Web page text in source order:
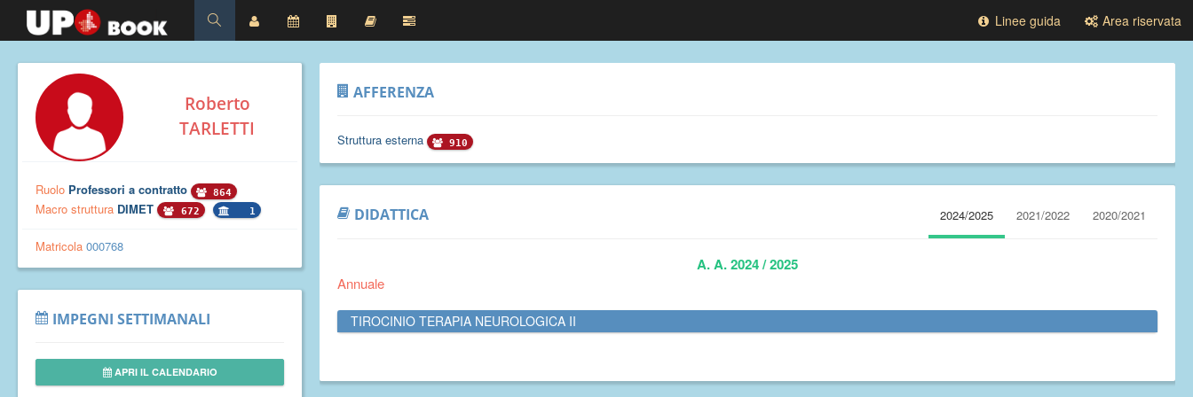
Linee guida Area riservata
Roberto
TARLETTI
Ruolo Professori a contratto 864
Macro struttura DIMET 672 1
Matricola 000768
IMPEGNI SETTIMANALI
APRI IL CALENDARIO
AFFERENZA
Struttura esterna 910
DIDATTICA 2024/2025 2021/2022 2020/2021
A. A. 2024 / 2025
Annuale
TIROCINIO TERAPIA NEUROLOGICA II